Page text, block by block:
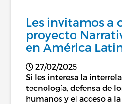
Les invitamos a
proyecto
en América
27/02/2025
Si les interesa la
tecnología, defensa de
humanos y el acceso a